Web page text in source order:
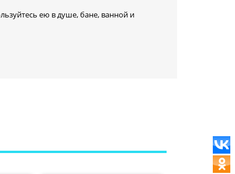
ею в душе, бане, ванной и
толщине каучуковые ворсинки с одной